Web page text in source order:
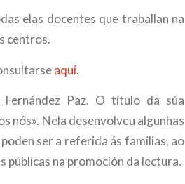
elas docentes que traballan na
centros.
aquí.
Paz. O título da súa
nós». Nela desenvolveu algunhas
ser a referida ás familias, ao
públicas na promoción da lectura.